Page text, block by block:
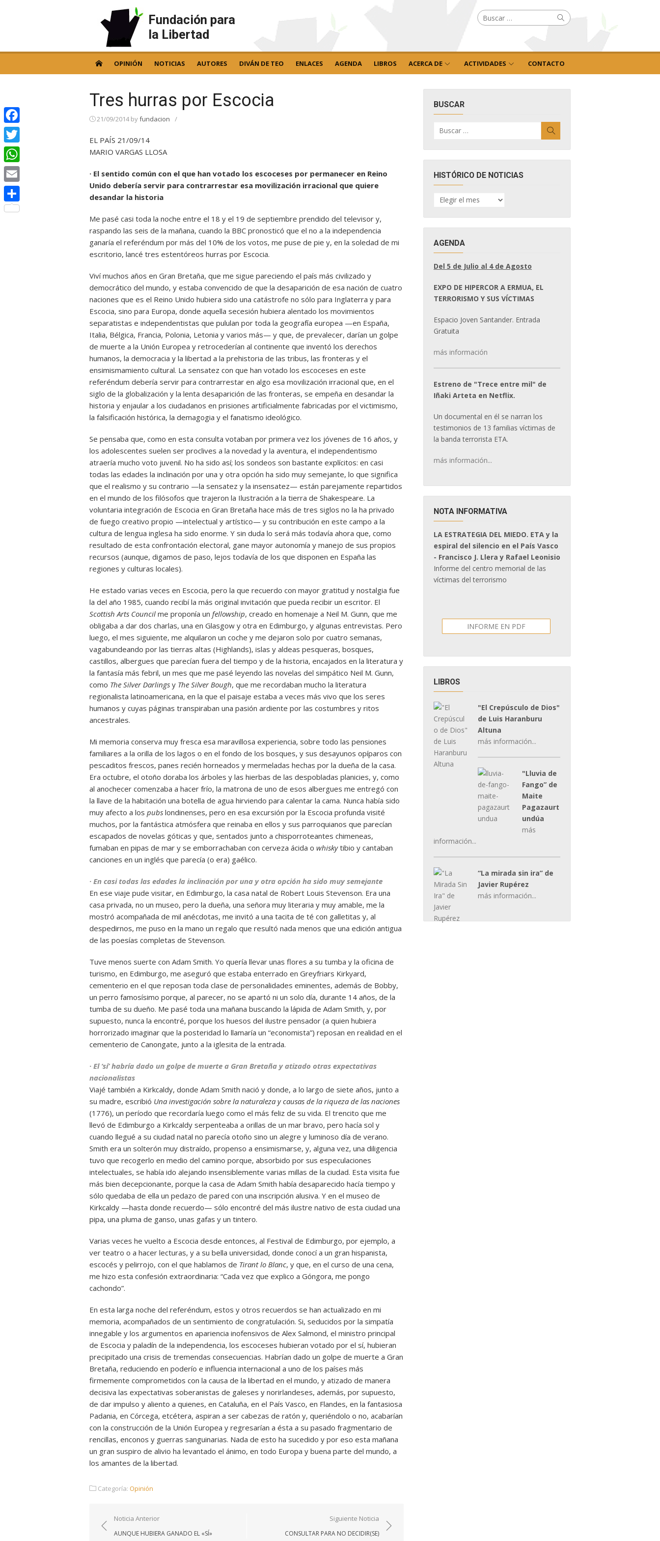
Fundación para
la Libertad
Buscar
por: Buscar
OPINIÓN NOTICIAS AUTORES DIVÁN DE TEO ENLACES AGENDA LIBROS ACERCA DE ACTIVIDADES CONTACTO
Tres hurras por Escocia
21/09/2014byfundacion /
EL PAÍS 21/09/14
MARIO VARGAS LLOSA
· El sentido común con el que han votado los escoceses por permanecer en Reino
Unido debería servir para contrarrestar esa movilización irracional que quiere
desandar la historia
Me pasé casi toda la noche entre el 18 y el 19 de septiembre prendido del televisor y,
raspando las seis de la mañana, cuando la BBC pronosticó que el no a la independencia
ganaría el referéndum por más del 10% de los votos, me puse de pie y, en la soledad de mi
escritorio, lancé tres estentóreos hurras por Escocia.
Viví muchos años en Gran Bretaña, que me sigue pareciendo el país más civilizado y
democrático del mundo, y estaba convencido de que la desaparición de esa nación de cuatro
naciones que es el Reino Unido hubiera sido una catástrofe no sólo para Inglaterra y para
Escocia, sino para Europa, donde aquella secesión hubiera alentado los movimientos
separatistas e independentistas que pululan por toda la geografía europea —en España,
Italia, Bélgica, Francia, Polonia, Letonia y varios más— y que, de prevalecer, darían un golpe
de muerte a la Unión Europea y retrocederían al continente que inventó los derechos
humanos, la democracia y la libertad a la prehistoria de las tribus, las fronteras y el
ensimismamiento cultural. La sensatez con que han votado los escoceses en este
referéndum debería servir para contrarrestar en algo esa movilización irracional que, en el
siglo de la globalización y la lenta desaparición de las fronteras, se empeña en desandar la
historia y enjaular a los ciudadanos en prisiones artificialmente fabricadas por el victimismo,
la falsificación histórica, la demagogia y el fanatismo ideológico.
Se pensaba que, como en esta consulta votaban por primera vez los jóvenes de 16 años, y
los adolescentes suelen ser proclives a la novedad y la aventura, el independentismo
atraería mucho voto juvenil. No ha sido así; los sondeos son bastante explícitos: en casi
todas las edades la inclinación por una y otra opción ha sido muy semejante, lo que significa
que el realismo y su contrario —la sensatez y la insensatez— están parejamente repartidos
en el mundo de los filósofos que trajeron la Ilustración a la tierra de Shakespeare. La
voluntaria integración de Escocia en Gran Bretaña hace más de tres siglos no la ha privado
de fuego creativo propio —intelectual y artístico— y su contribución en este campo a la
cultura de lengua inglesa ha sido enorme. Y sin duda lo será más todavía ahora que, como
resultado de esta confrontación electoral, gane mayor autonomía y manejo de sus propios
recursos (aunque, digamos de paso, lejos todavía de los que disponen en España las
regiones y culturas locales).
He estado varias veces en Escocia, pero la que recuerdo con mayor gratitud y nostalgia fue
la del año 1985, cuando recibí la más original invitación que pueda recibir un escritor. El
Scottish Arts Council me proponía un fellowship, creado en homenaje a Neil M. Gunn, que me
obligaba a dar dos charlas, una en Glasgow y otra en Edimburgo, y algunas entrevistas. Pero
luego, el mes siguiente, me alquilaron un coche y me dejaron solo por cuatro semanas,
vagabundeando por las tierras altas (Highlands), islas y aldeas pesqueras, bosques,
castillos, albergues que parecían fuera del tiempo y de la historia, encajados en la literatura y
la fantasía más febril, un mes que me pasé leyendo las novelas del simpático Neil M. Gunn,
como The Silver Darlings y The Silver Bough, que me recordaban mucho la literatura
regionalista latinoamericana, en la que el paisaje estaba a veces más vivo que los seres
humanos y cuyas páginas transpiraban una pasión ardiente por las costumbres y ritos
ancestrales.
Mi memoria conserva muy fresca esa maravillosa experiencia, sobre todo las pensiones
familiares a la orilla de los lagos o en el fondo de los bosques, y sus desayunos opíparos con
pescaditos frescos, panes recién horneados y mermeladas hechas por la dueña de la casa.
Era octubre, el otoño doraba los árboles y las hierbas de las despobladas planicies, y, como
al anochecer comenzaba a hacer frío, la matrona de uno de esos albergues me entregó con
la llave de la habitación una botella de agua hirviendo para calentar la cama. Nunca había sido
muy afecto a los pubs londinenses, pero en esa excursión por la Escocia profunda visité
muchos, por la fantástica atmósfera que reinaba en ellos y sus parroquianos que parecían
escapados de novelas góticas y que, sentados junto a chisporroteantes chimeneas,
fumaban en pipas de mar y se emborrachaban con cerveza ácida o whiskytibio y cantaban
canciones en un inglés que parecía (o era) gaélico.
· En casi todas las edades la inclinación por una y otra opción ha sido muy semejante
En ese viaje pude visitar, en Edimburgo, la casa natal de Robert Louis Stevenson. Era una
casa privada, no un museo, pero la dueña, una señora muy literaria y muy amable, me la
mostró acompañada de mil anécdotas, me invitó a una tacita de té con galletitas y, al
despedirnos, me puso en la mano un regalo que resultó nada menos que una edición antigua
de las poesías completas de Stevenson.
Tuve menos suerte con Adam Smith. Yo quería llevar unas flores a su tumba y la oficina de
turismo, en Edimburgo, me aseguró que estaba enterrado en Greyfriars Kirkyard,
cementerio en el que reposan toda clase de personalidades eminentes, además de Bobby,
un perro famosísimo porque, al parecer, no se apartó ni un solo día, durante 14 años, de la
tumba de su dueño. Me pasé toda una mañana buscando la lápida de Adam Smith, y, por
supuesto, nunca la encontré, porque los huesos del ilustre pensador (a quien hubiera
horrorizado imaginar que la posteridad lo llamaría un “economista”) reposan en realidad en el
cementerio de Canongate, junto a la iglesita de la entrada.
· El ‘sí’ habría dado un golpe de muerte a Gran Bretaña y atizado otras expectativas
nacionalistas
Viajé también a Kirkcaldy, donde Adam Smith nació y donde, a lo largo de siete años, junto a
su madre, escribió Una investigación sobre la naturaleza y causas de la riqueza de las naciones
(1776), un período que recordaría luego como el más feliz de su vida. El trencito que me
llevó de Edimburgo a Kirkcaldy serpenteaba a orillas de un mar bravo, pero hacía sol y
cuando llegué a su ciudad natal no parecía otoño sino un alegre y luminoso día de verano.
Smith era un solterón muy distraído, propenso a ensimismarse, y, alguna vez, una diligencia
tuvo que recogerlo en medio del camino porque, absorbido por sus especulaciones
intelectuales, se había ido alejando insensiblemente varias millas de la ciudad. Esta visita fue
más bien decepcionante, porque la casa de Adam Smith había desaparecido hacía tiempo y
sólo quedaba de ella un pedazo de pared con una inscripción alusiva. Y en el museo de
Kirkcaldy —hasta donde recuerdo— sólo encontré del más ilustre nativo de esta ciudad una
pipa, una pluma de ganso, unas gafas y un tintero.
Varias veces he vuelto a Escocia desde entonces, al Festival de Edimburgo, por ejemplo, a
ver teatro o a hacer lecturas, y a su bella universidad, donde conocí a un gran hispanista,
escocés y pelirrojo, con el que hablamos de Tirant lo Blanc, y que, en el curso de una cena,
me hizo esta confesión extraordinaria: “Cada vez que explico a Góngora, me pongo
cachondo”.
En esta larga noche del referéndum, estos y otros recuerdos se han actualizado en mi
memoria, acompañados de un sentimiento de congratulación. Si, seducidos por la simpatía
innegable y los argumentos en apariencia inofensivos de Alex Salmond, el ministro principal
de Escocia y paladín de la independencia, los escoceses hubieran votado por el sí, hubieran
precipitado una crisis de tremendas consecuencias. Habrían dado un golpe de muerte a Gran
Bretaña, reduciendo en poderío e influencia internacional a uno de los países más
firmemente comprometidos con la causa de la libertad en el mundo, y atizado de manera
decisiva las expectativas soberanistas de galeses y norirlandeses, además, por supuesto,
de dar impulso y aliento a quienes, en Cataluña, en el País Vasco, en Flandes, en la fantasiosa
Padania, en Córcega, etcétera, aspiran a ser cabezas de ratón y, queriéndolo o no, acabarían
con la construcción de la Unión Europea y regresarían a ésta a su pasado fragmentario de
rencillas, enconos y guerras sanguinarias. Nada de esto ha sucedido y por eso esta mañana
un gran suspiro de alivio ha levantado el ánimo, en todo Europa y buena parte del mundo, a
los amantes de la libertad.
Categoría: Opinión
Navegación
de
Noticia Anterior
AUNQUE HUBIERA GANADO EL «SÍ»
Siguiente Noticia
CONSULTAR PARA NO DECIDIR(SE)
BUSCAR
por:
HISTÓRICO DE NOTICIAS
HISTÓRICO
DE
AGENDA
Del 5 de Julio al 4 de Agosto
EXPO DE HIPERCOR A ERMUA, EL
TERRORISMO Y SUS VÍCTIMAS
Espacio Joven Santander. Entrada
Gratuita
más información
Estreno de "Trece entre mil" de
Iñaki Arteta en Netflix.
Un documental en él se narran los
testimonios de 13 familias víctimas de
la banda terrorista ETA.
más información...
NOTA INFORMATIVA
LA ESTRATEGIA DEL MIEDO. ETA y la
espiral del silencio en el País Vasco
- Francisco J. Llera y Rafael Leonisio
Informe del centro memorial de las
víctimas del terrorismo
INFORME EN PDF
LIBROS
"El Crepúsculo de Dios"
de Luis Haranburu
Altuna
más información...
"Lluvia de
Fango” de
Maite
Pagazaurt
undúa
más
información...
“La mirada sin ira” de
Javier Rupérez
más información...
Facebook
Twitter
WhatsApp
Email
Compartir